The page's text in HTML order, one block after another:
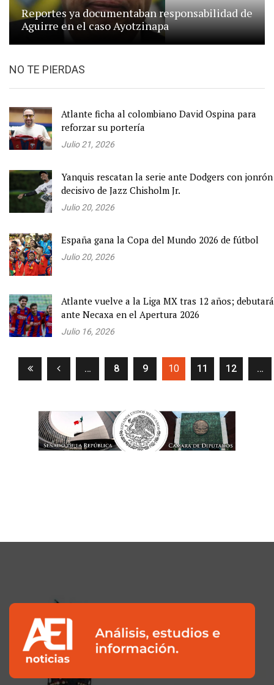
Reportes ya documentaban responsabilidad de
Aguirre en el caso Ayotzinapa
NO TE PIERDAS
Atlante ficha al colombiano David Ospina para
reforzar su portería
Julio 21, 2026
Yanquis rescatan la serie ante Dodgers con jonrón
decisivo de Jazz Chisholm Jr.
Julio 20, 2026
España gana la Copa del Mundo 2026 de fútbol
Julio 20, 2026
Atlante vuelve a la Liga MX tras 12 años; debutará
ante Necaxa en el Apertura 2026
Julio 16, 2026
… 8 9 10(current)
11 12 …